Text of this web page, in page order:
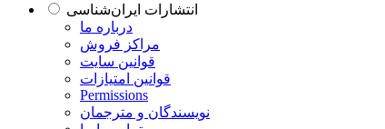
انتشارات ایران‌شناسی
درباره ما
مراکز فروش
قوانین سایت
قوانین امتیازات
Permissions
نویسندگان و مترجمان